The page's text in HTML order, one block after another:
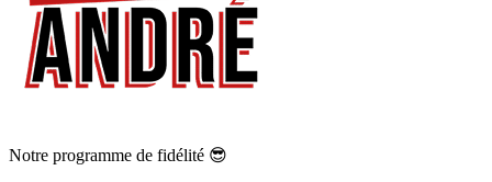
Notre programme de fidélité 😎